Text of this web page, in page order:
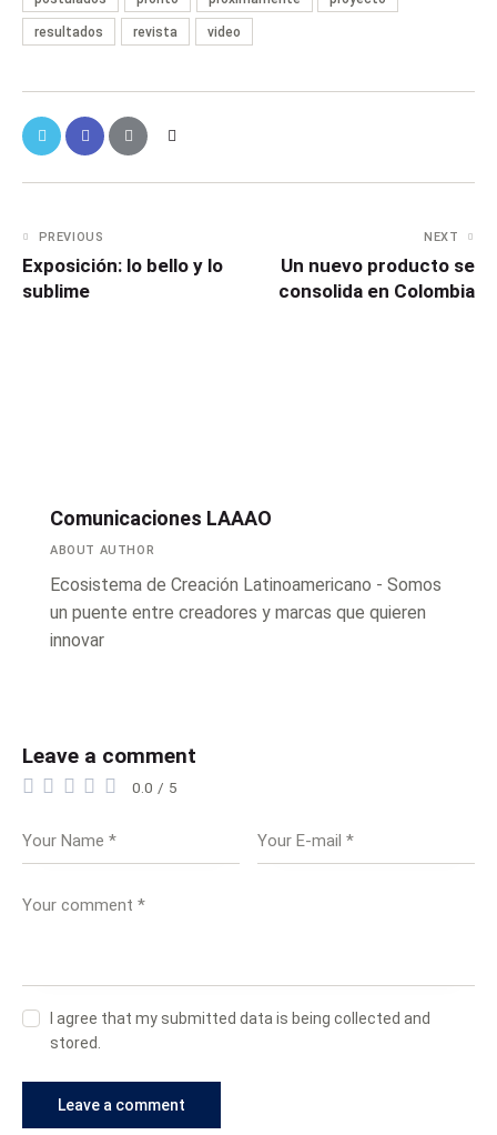
resultados revista video
PREVIOUS
Exposición: lo bello y lo
sublime
NEXT
Un nuevo producto se
consolida en Colombia
Comunicaciones LAAAO
ABOUT AUTHOR
Ecosistema de Creación Latinoamericano - Somos
un puente entre creadores y marcas que quieren
innovar
Leave a comment
0.0 / 5
I agree that my submitted data is being collected and
stored.